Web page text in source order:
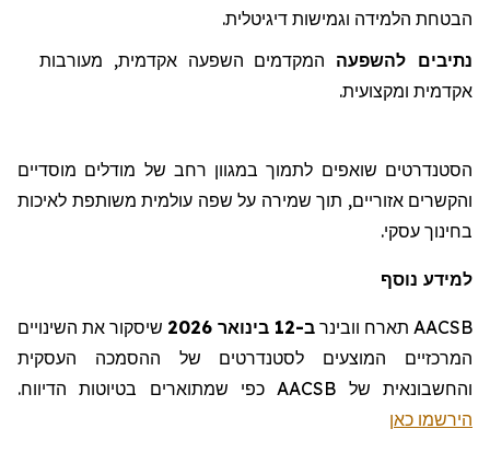
הבטחת הלמידה וגמישות דיגיטלית.
נתיבים להשפעה המקדמים השפעה אקדמית, מעורבות
אקדמית ומקצועית.
הסטנדרטים שואפים לתמוך במגוון רחב של מודלים מוסדיים
והקשרים אזוריים, תוך שמירה על שפה עולמית משותפת לאיכות
בחינוך עסקי.
למידע נוסף
AACSB תארח וובינר ב-12 בינואר 2026 שיסקור את השינויים
המרכזיים המוצעים לסטנדרטים של ההסמכה העסקית
והחשבונאית של AACSB
כפי שמתוארים בטיוטות הדיווח.
הירשמו כאן